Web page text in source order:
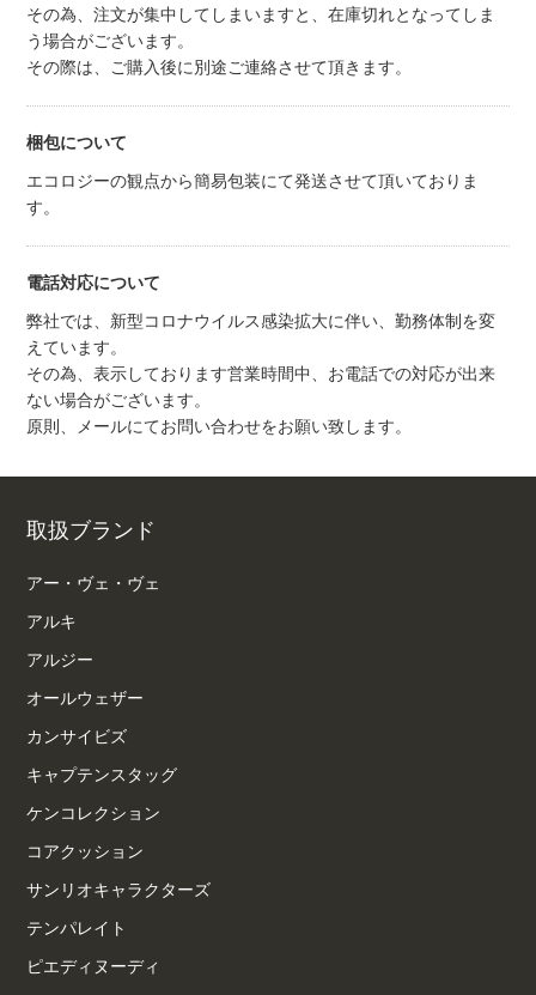
その為、注文が集中してしまいますと、在庫切れとなってしま
う場合がございます。
その際は、ご購入後に別途ご連絡させて頂きます。
梱包について
エコロジーの観点から簡易包装にて発送させて頂いておりま
す。
電話対応について
弊社では、新型コロナウイルス感染拡大に伴い、勤務体制を変
えています。
その為、表示しております営業時間中、お電話での対応が出来
ない場合がございます。
原則、メールにてお問い合わせをお願い致します。
取扱ブランド
アー・ヴェ・ヴェ
アルキ
アルジー
オールウェザー
カンサイビズ
キャプテンスタッグ
ケンコレクション
コアクッション
サンリオキャラクターズ
テンパレイト
ピエディヌーディ